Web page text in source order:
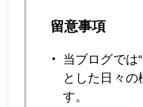
2025年03月13
留意事項
当ブログでは
とした日々
す。